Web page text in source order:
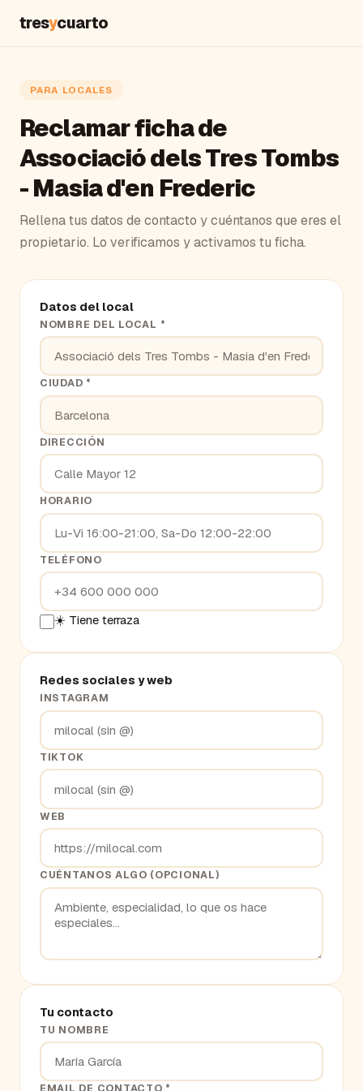
tresycuarto
PARA LOCALES
Reclamar ficha de
Associació dels Tres Tombs
- Masia d'en Frederic
Rellena tus datos de contacto y cuéntanos que eres el
propietario. Lo verificamos y activamos tu ficha.
Datos del local
NOMBRE DEL LOCAL *
CIUDAD *
DIRECCIÓN
HORARIO
TELÉFONO
☀️ Tiene terraza
Redes sociales y web
INSTAGRAM
TIKTOK
WEB
CUÉNTANOS ALGO (OPCIONAL)
Tu contacto
TU NOMBRE